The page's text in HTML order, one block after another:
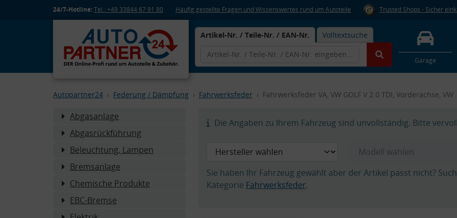
24/7-Hotline:Tel.: +49 33844 67 91 80 Häufig gestellte Fragen und Wissenswertes rund um Autoteile Trusted Shops - Sicher
Artikel-Nr. / Teile-Nr. / EAN-Nr. Volltextsuche
Garage
Autopartner24 Federung / Dämpfung Fahrwerksfeder Fahrwerksfeder VA, VW GOLF V 2.0 TDI, Vorderachse, VW
Abgasanlage
Abgasrückführung
Beleuchtung, Lampen
Bremsanlage
Chemische Produkte
EBC-Bremse
Die Angaben zu Ihrem Fahrzeug sind unvollständig. Bitte
Sie haben Ihr Fahrzeug gewählt aber der Artikel passt nicht?
Kategorie Fahrwerksfeder.